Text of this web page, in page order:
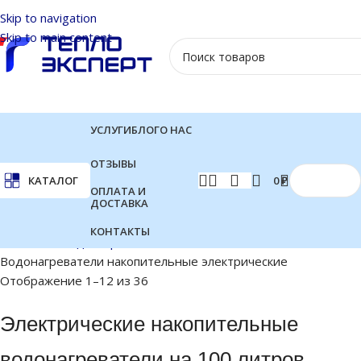
Skip to navigation
Skip to main content
КАТАЛОГ
УСЛУГИБЛОГО НАС
ОТЗЫВЫ
ОПЛАТА И
ДОСТАВКА
КОНТАКТЫ
0₽
Водонагреватели накопительные электрические
Отображение 1–12 из 36
Электрические накопительные